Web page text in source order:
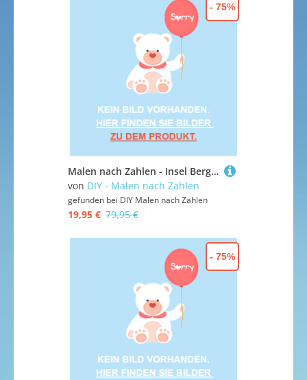
Malen nach Zahlen - Insel Berglandschaft Ponta Delgada, Azoren, Portugal, ohne Rahmen
von DIY - Malen nach Zahlen
gefunden bei DIY Malen nach Zahlen
19,95 € 79,95 €
- 75%
- 75%